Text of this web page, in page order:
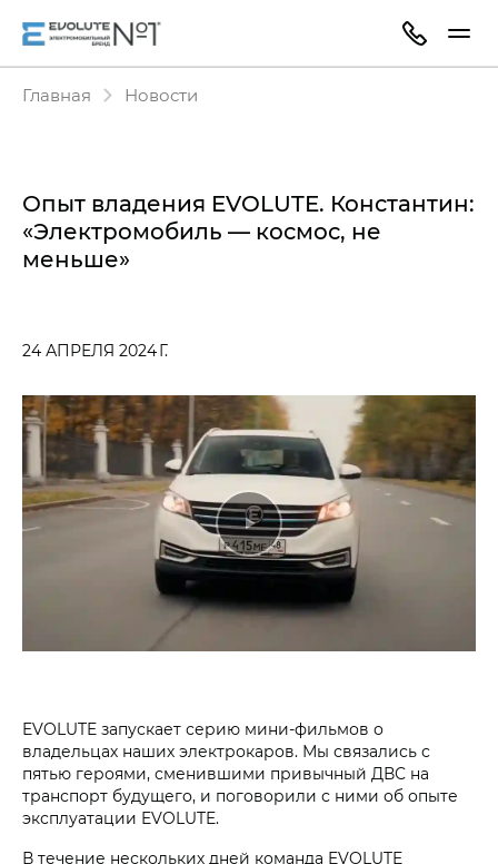
Главная Новости
Опыт владения EVOLUTE. Константин:
«Электромобиль — космос, не
меньше»
24 АПРЕЛЯ 2024 Г.
EVOLUTE запускает серию мини-фильмов о
владельцах наших электрокаров. Мы связались с
пятью героями, сменившими привычный ДВС на
транспорт будущего, и поговорили с ними об опыте
эксплуатации EVOLUTE.
В течение нескольких дней команда EVOLUTE